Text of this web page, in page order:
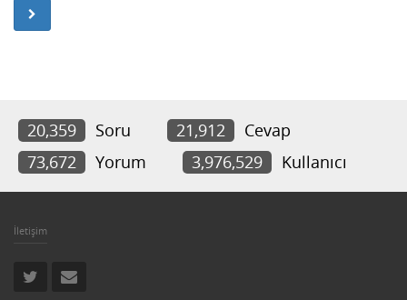
20,359 Soru 21,912
Cevap
73,672
Yorum 3,976,529 Kullanıcı
İletişim